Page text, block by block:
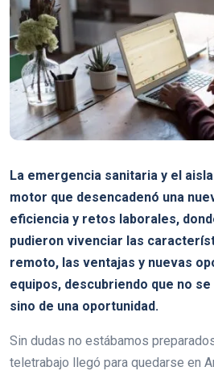
La emergencia sanitaria y el
motor que desencadenó una
eficiencia y retos laborales,
pudieron vivenciar las
remoto, las ventajas y nuevas
equipos, descubriendo que no
sino de una oportunidad.
Sin dudas no estábamos
teletrabajo llegó para quedarse en